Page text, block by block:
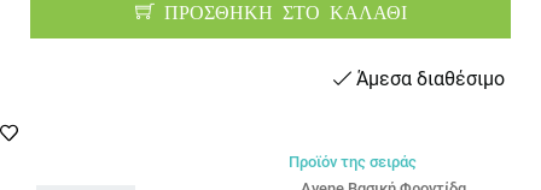
ΠΡΟΣΘΗΚΗ ΣΤΟ ΚΑΛΑΘΙ
Άμεσα διαθέσιμο
Προϊόν της σειράς